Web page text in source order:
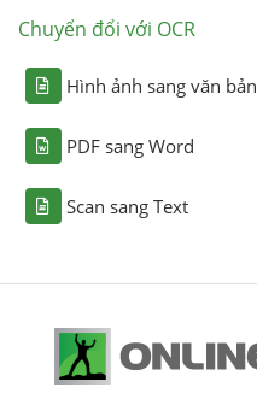
Chuyển đổi với OCR
Hình ảnh sang văn bản
PDF sang Word
Scan sang Text